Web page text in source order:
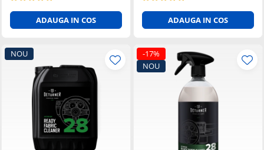
ADAUGA IN COS ADAUGA IN COS
NOU
-17%
NOU